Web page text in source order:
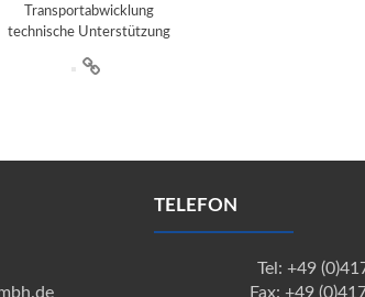
Transportabwicklung
technische Unterstützung
TELEFON
Tel: +49
Fax: +49